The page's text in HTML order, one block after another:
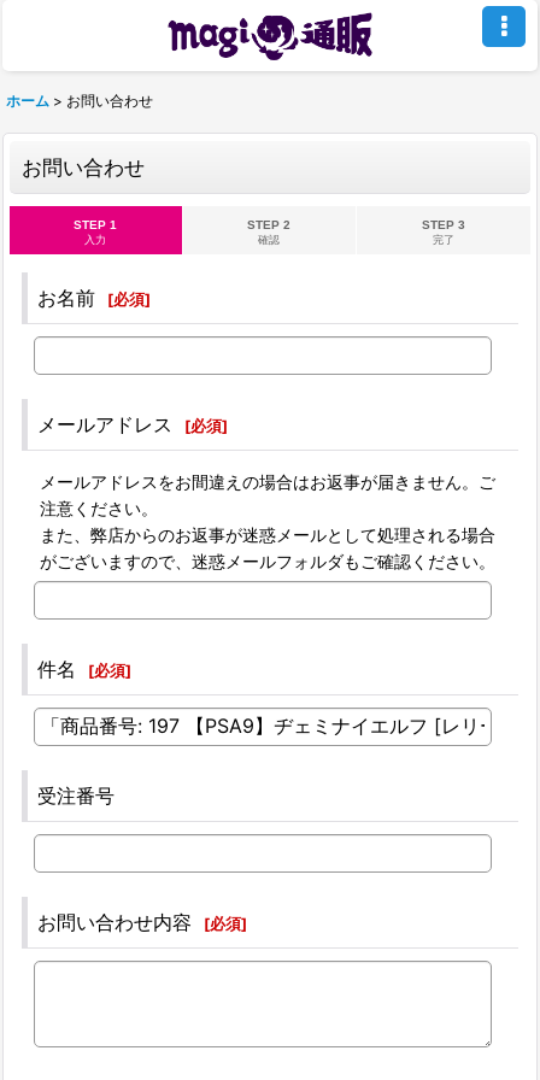
ホーム > お問い合わせ
お問い合わせ
STEP 1
入力
STEP 2
確認
STEP 3
完了
お名前 [必須]
メールアドレス [必須]
メールアドレスをお間違えの場合はお返事が届きません。ご
注意ください。
また、弊店からのお返事が迷惑メールとして処理される場合
がございますので、迷惑メールフォルダもご確認ください。
件名 [必須]
受注番号
お問い合わせ内容 [必須]